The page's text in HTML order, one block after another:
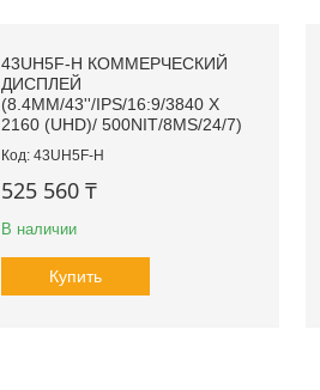
43UH5F-H КОММЕРЧЕСКИЙ
ДИСПЛЕЙ
(8.4MM/43''/IPS/16:9/3840 X
2160 (UHD)/ 500NIT/8MS/24/7)
43UH5F-H
525 560 ₸
В наличии
Купить